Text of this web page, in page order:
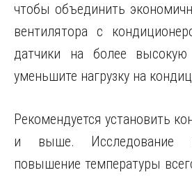
чтобы объединить
вентилятора с
датчики на более высокую
уменьшите нагрузку на
Рекомендуется установить
и выше. Исследование
повышение температуры